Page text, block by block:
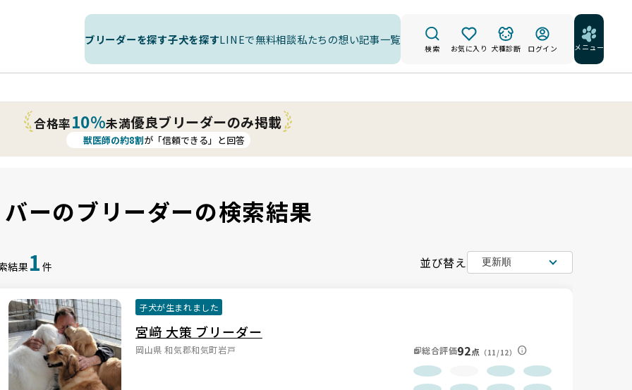
ブリーダーを探す子犬を探すLINEで無料相談私たちの想い記事一覧
検索 お気に入り 犬種診断 ログイン メニュー
合格率10%未満優良ブリーダーのみ掲載
獣医師の約8割が「信頼できる」と回答
ーのブリーダーの検索結果
結果 1 件 並び替え
子犬が生まれました
宮﨑 大策 ブリーダー
岡山県 和気郡和気町岩戸 総合評価92点 （11/12）